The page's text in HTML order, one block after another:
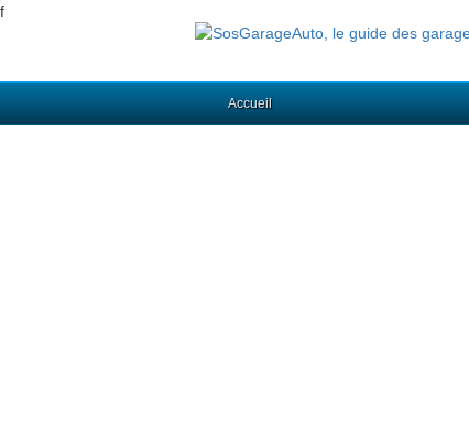
f
Accueil